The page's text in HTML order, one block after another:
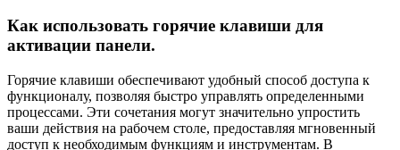
Как использовать горячие клавиши для
активации панели.
Горячие клавиши обеспечивают удобный способ доступа к
функционалу, позволяя быстро управлять определенными
процессами. Эти сочетания могут значительно упростить
ваши действия на рабочем столе, предоставляя мгновенный
доступ к необходимым функциям и инструментам. В